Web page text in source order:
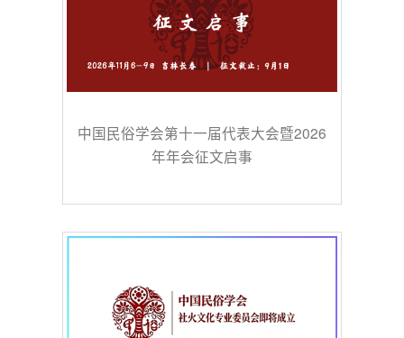
中国民俗学会第十一届代表大会暨2026
年年会征文启事